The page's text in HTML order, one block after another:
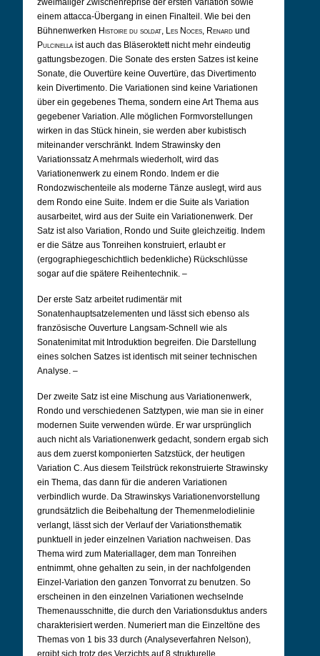
zweimaliger Zwischenreprise der ersten Variation sowie
einem attacca-Übergang in einen Finalteil. Wie bei den
Bühnenwerken Histoire du soldat, Les Noces, Renard und
Pulcinellaist auch das Bläseroktett nicht mehr eindeutig
gattungsbezogen. Die Sonate des ersten Satzes ist keine
Sonate, die Ouvertüre keine Ouvertüre, das Divertimento
kein Divertimento. Die Variationen sind keine Variationen
über ein gegebenes Thema, sondern eine Art Thema aus
gegebener Variation. Alle möglichen Formvorstellungen
wirken in das Stück hinein, sie werden aber kubistisch
miteinander verschränkt. Indem Strawinsky den
Variationssatz A mehrmals wiederholt, wird das
Variationenwerk zu einem Rondo. Indem er die
Rondozwischenteile als moderne Tänze auslegt, wird aus
dem Rondo eine Suite. Indem er die Suite als Variation
ausarbeitet, wird aus der Suite ein Variationenwerk. Der
Satz ist also Variation, Rondo und Suite gleichzeitig. Indem
er die Sätze aus Tonreihen konstruiert, erlaubt er
(ergographiegeschichtlich bedenkliche) Rückschlüsse
sogar auf die spätere Reihentechnik. –
Der erste Satz arbeitet rudimentär mit
Sonatenhauptsatzelementen und lässt sich ebenso als
französische Ouverture Langsam-Schnell wie als
Sonatenimitat mit Introduktion begreifen. Die Darstellung
eines solchen Satzes ist identisch mit seiner technischen
Analyse. –
Der zweite Satz ist eine Mischung aus Variationenwerk,
Rondo und verschiedenen Satztypen, wie man sie in einer
modernen Suite verwenden würde. Er war ursprünglich
auch nicht als Variationenwerk gedacht, sondern ergab sich
aus dem zuerst komponierten Satzstück, der heutigen
Variation C. Aus diesem Teilstrück rekonstruierte Strawinsky
ein Thema, das dann für die anderen Variationen
verbindlich wurde. Da Strawinskys Variationenvorstellung
grundsätzlich die Beibehaltung der Themenmelodielinie
verlangt, lässt sich der Verlauf der Variationsthematik
punktuell in jeder einzelnen Variation nachweisen. Das
Thema wird zum Materiallager, dem man Tonreihen
entnimmt, ohne gehalten zu sein, in der nachfolgenden
Einzel-Variation den ganzen Tonvorrat zu benutzen. So
erscheinen in den einzelnen Variationen wechselnde
Themenausschnitte, die durch den Variationsduktus anders
charakterisiert werden. Numeriert man die Einzeltöne des
Themas von 1 bis 33 durch (Analyseverfahren Nelson),
ergibt sich trotz des Verzichts auf 8 strukturelle